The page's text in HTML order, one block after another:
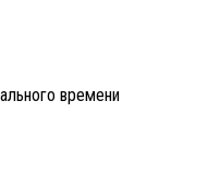
времени